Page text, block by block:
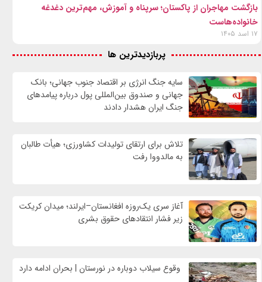
بازگشت مهاجران از پاکستان؛ سرپناه و آموزش، مهم‌ترین دغدغه
خانواده‌هاست
۱۷ اسد ۱۴۰۵
پربازدیدترین ها
سایه جنگ انرژی بر اقتصاد جنوب جهانی؛ بانک
جهانی و صندوق بین‌المللی پول درباره پیامدهای
جنگ ایران هشدار دادند
تلاش برای ارتقای تولیدات کشاورزی؛ هیأت طالبان
به مالدووا رفت
آغاز سری یک‌روزه افغانستان–ایرلند؛ میدان کریکت
زیر فشار انتقادهای حقوق بشری
وقوع سیلاب دوباره در نورستان | بحران ادامه دارد